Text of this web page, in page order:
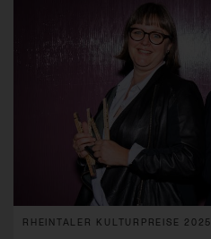
RHEINTALER KULTURPREISE 2025